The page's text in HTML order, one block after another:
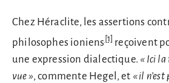
Chez Héraclite, les assertions
philosophes ioniens [1] reçoivent
une expression dialectique. « Ici la
vue », commente Hegel, et « il